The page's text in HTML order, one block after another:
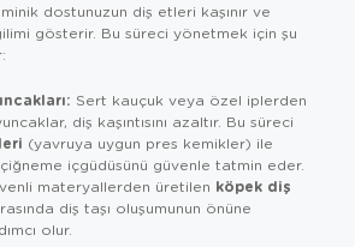
dostunuzun diş etleri kaşınır ve
gösterir. Bu süreci yönetmek için şu
Sert kauçuk veya özel iplerden
diş kaşıntısını azaltır. Bu süreci
(yavruya uygun pres kemikler) ile
içgüdüsünü güvenle tatmin eder.
materyallerden üretilen köpek diş
diş taşı oluşumunun önüne
olur.